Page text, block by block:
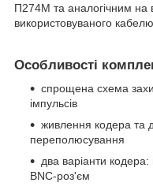
П274М та аналогічним на
використовуваного кабелю.
Особливості
спрощена схема
імпульсів
живлення кодера та
переполюсування
два варіанти
BNC-роз'єм